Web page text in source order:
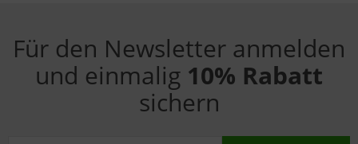
Für den Newsletter anmelden
und einmalig 10% Rabatt
sichern